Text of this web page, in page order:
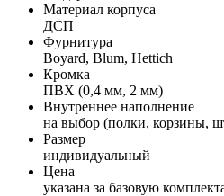
Материал корпуса
ДСП
Фурнитура
Boyard, Blum, Hettich
Кромка
ПВХ (0,4 мм, 2 мм)
Внутреннее наполнение
на выбор (полки, корзины,
Размер
индивидуальный
Цена
указана за базовую